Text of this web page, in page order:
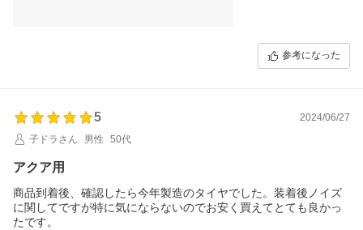
参考になった
5
2024/06/27
子ドラさん
男性 50代
アクア用
商品到着後、確認したら今年製造のタイヤでした。装着後ノイズ
に関してですが特に気にならないのでお安く買えてとても良かっ
たです。